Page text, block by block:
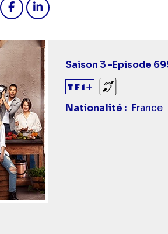
Saison 3 -Episode
Sourds et
Nationalité
France